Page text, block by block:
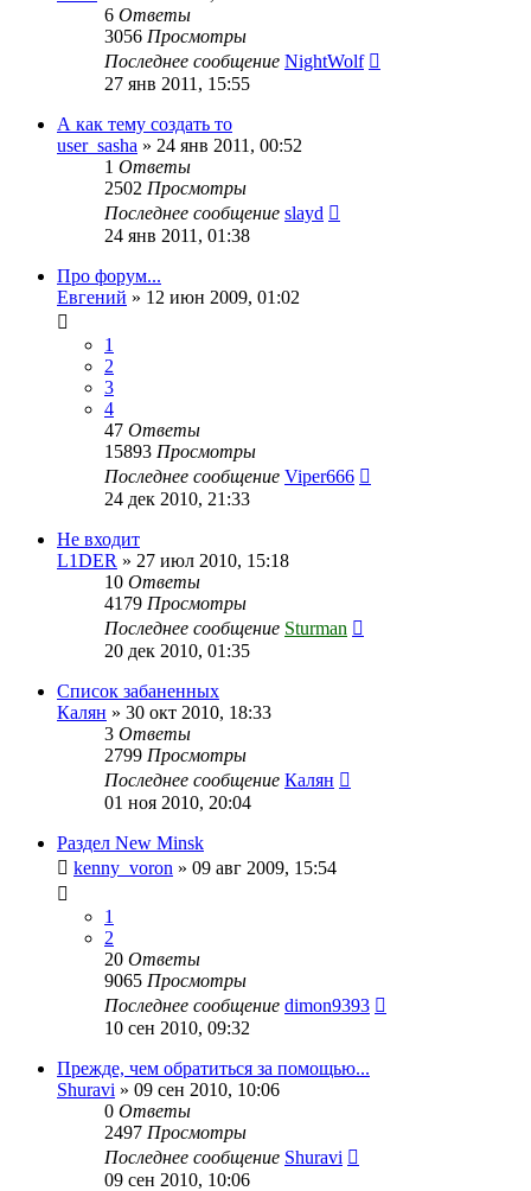
6 Ответы
3056 Просмотры
Последнее сообщение NightWolf
27 янв 2011, 15:55
А как тему создать то
user_sasha » 24 янв 2011, 00:52
1 Ответы
2502 Просмотры
Последнее сообщение slayd
24 янв 2011, 01:38
Про форум...
Евгений » 12 июн 2009, 01:02
1
2
3
4
47 Ответы
15893 Просмотры
Последнее сообщение Viper666
24 дек 2010, 21:33
Не входит
L1DER » 27 июл 2010, 15:18
10 Ответы
4179 Просмотры
Последнее сообщение Sturman
20 дек 2010, 01:35
Список забаненных
Калян » 30 окт 2010, 18:33
3 Ответы
2799 Просмотры
Последнее сообщение Калян
01 ноя 2010, 20:04
Раздел New Minsk
kenny_voron » 09 авг 2009, 15:54
1
2
20 Ответы
9065 Просмотры
Последнее сообщение dimon9393
10 сен 2010, 09:32
Прежде, чем обратиться за помощью...
Shuravi » 09 сен 2010, 10:06
0 Ответы
2497 Просмотры
Последнее сообщение Shuravi
09 сен 2010, 10:06